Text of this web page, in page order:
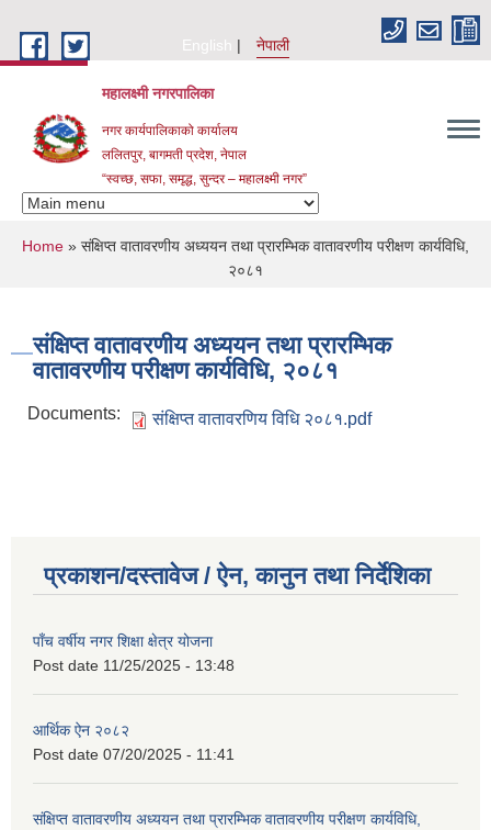
English
नेपाली
महालक्ष्मी नगरपालिका
नगर कार्यपालिकाको कार्यालय
ललितपुर, बागमती प्रदेश, नेपाल
“स्वच्छ, सफा, समृद्ध, सुन्दर – महालक्ष्मी नगर”
You are here
Home » संक्षिप्त वातावरणीय अध्ययन तथा प्रारम्भिक वातावरणीय परीक्षण कार्यविधि,
२०८१
संक्षिप्त वातावरणीय अध्ययन तथा प्रारम्भिक
वातावरणीय परीक्षण कार्यविधि, २०८१
Documents: संक्षिप्त वातावरणिय विधि २०८१.pdf
प्रकाशन/दस्तावेज / ऐन, कानुन तथा निर्देशिका
पाँच वर्षीय नगर शिक्षा क्षेत्र योजना
Post date 11/25/2025 - 13:48
आर्थिक ऐन २०८२
Post date 07/20/2025 - 11:41
संक्षिप्त वातावरणीय अध्ययन तथा प्रारम्भिक वातावरणीय परीक्षण कार्यविधि,